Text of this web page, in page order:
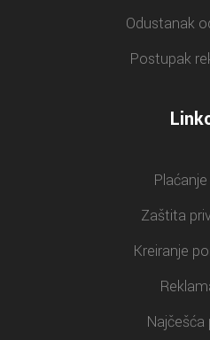
Odustanak
Postupak
Zaštita
Kreiranje
Najčešća